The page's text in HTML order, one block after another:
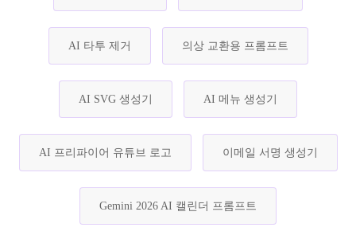
AI 타투 제거 의상 교환용 프롬프트
AI SVG 생성기 AI 메뉴 생성기
AI 프리파이어 유튜브 로고 이메일 서명 생성기
Gemini 2026 AI 캘린더 프롬프트